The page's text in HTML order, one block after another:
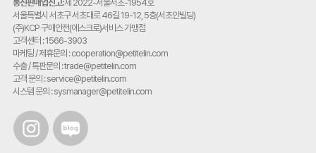
통신판매업신고:제 2022-서울서초-1954호
주
소:
서울특별시 서초구 서초대로 46길 19-12, 5층(서초안빌딩)
(주)KCP 구매안전(에스크로)서비스 가맹점
고객센터 : 1566-3903
마케팅 / 제휴문의 : cooperation@petitelin.com
수출 / 특판문의 : trade@petitelin.com
고객 문의 : service@petitelin.com
시스템 문의 : sysmanager@petitelin.com